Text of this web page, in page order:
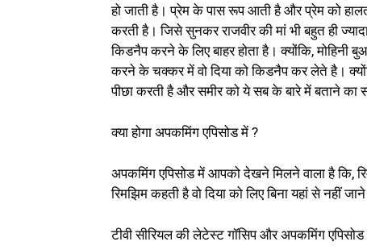
हो जाती है। प्रेम के पास रूप आती है और प्रेम को
करती है। जिसे सुनकर राजवीर की मां भी बहुत ही
किडनैप करने के लिए बाहर होता है। क्योंकि, मोहिनी
करने के चक्कर में वो दिया को किडनैप कर लेते है।
पीछा करती है और समीर को ये सब के बारे में बताने का
क्या होगा अपकमिंग एपिसोड में ?
अपकमिंग एपिसोड में आपको देखने मिलने वाला है कि,
रिमझिम कहती है वो दिया को लिए बिना यहां से नहीं
टीवी सीरियल की लेटेस्ट गॉसिप और अपकमिंग